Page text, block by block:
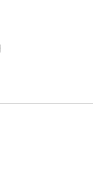
termin